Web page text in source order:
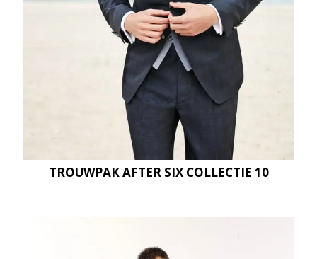
TROUWPAK AFTER SIX COLLECTIE 10